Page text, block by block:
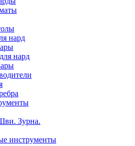
нард
нард
Зурна.
инструменты